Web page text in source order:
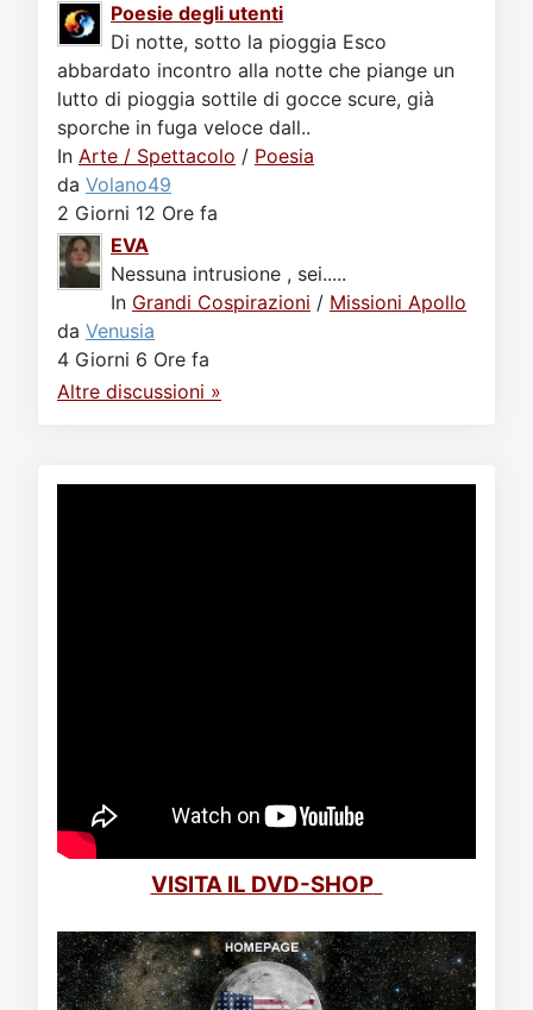
Poesie degli utenti
Di notte, sotto la pioggia Esco
abbardato incontro alla notte che piange un
lutto di pioggia sottile di gocce scure, già
sporche in fuga veloce dall..
In Arte / Spettacolo / Poesia
da Volano49
2 Giorni 12 Ore fa
EVA
Nessuna intrusione , sei.....
In Grandi Cospirazioni / Missioni Apollo
da Venusia
4 Giorni 6 Ore fa
Altre discussioni »
VISITA IL DVD-SHOP